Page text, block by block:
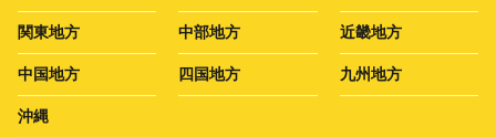
関東地方 中部地方 近畿地方
中国地方 四国地方 九州地方
沖縄